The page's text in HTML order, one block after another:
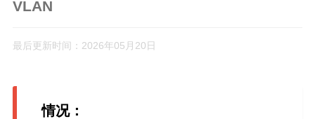
VLAN
最后更新时间：2026年05月20日
情况：spark学习笔记